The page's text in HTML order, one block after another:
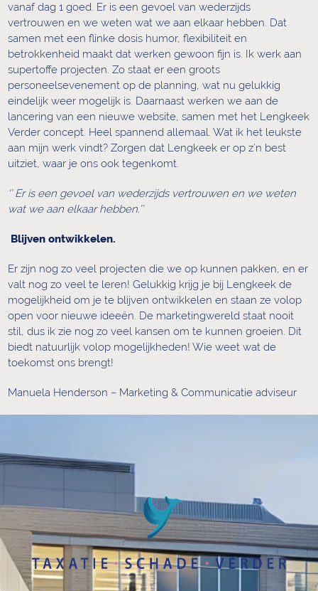
vanaf dag 1 goed. Er is een gevoel van wederzijds
vertrouwen en we weten wat we aan elkaar hebben. Dat
samen met een flinke dosis humor, flexibiliteit en
betrokkenheid maakt dat werken gewoon fijn is. Ik werk aan
supertoffe projecten. Zo staat er een groots
personeelsevenement op de planning, wat nu gelukkig
eindelijk weer mogelijk is. Daarnaast werken we aan de
lancering van een nieuwe website, samen met het Lengkeek
Verder concept. Heel spannend allemaal. Wat ik het leukste
aan mijn werk vindt? Zorgen dat Lengkeek er op z’n best
uitziet, waar je ons ook tegenkomt.
‘’ Er is een gevoel van wederzijds vertrouwen en we weten
wat we aan elkaar hebben.’’
Blijven ontwikkelen.
Er zijn nog zo veel projecten die we op kunnen pakken, en er
valt nog zo veel te leren! Gelukkig krijg je bij Lengkeek de
mogelijkheid om je te blijven ontwikkelen en staan ze volop
open voor nieuwe ideeën. De marketingwereld staat nooit
stil, dus ik zie nog zo veel kansen om te kunnen groeien. Dit
biedt natuurlijk volop mogelijkheden! Wie weet wat de
toekomst ons brengt!
Manuela Henderson – Marketing & Communicatie adviseur